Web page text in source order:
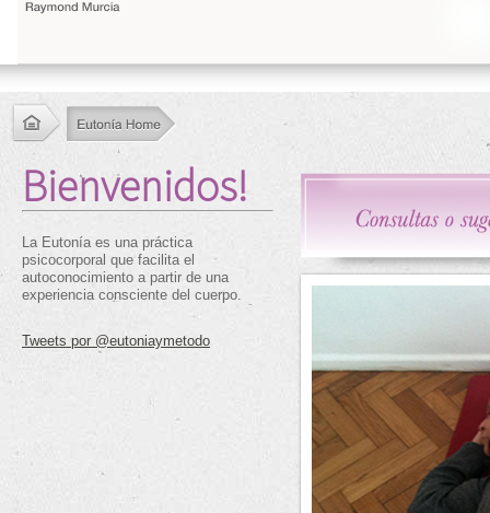
Bienvenidos!
La Eutonía es una práctica
psicocorporal que facilita el
autoconocimiento a partir de una
experiencia consciente del cuerpo.
Tweets por @eutoniaymetodo